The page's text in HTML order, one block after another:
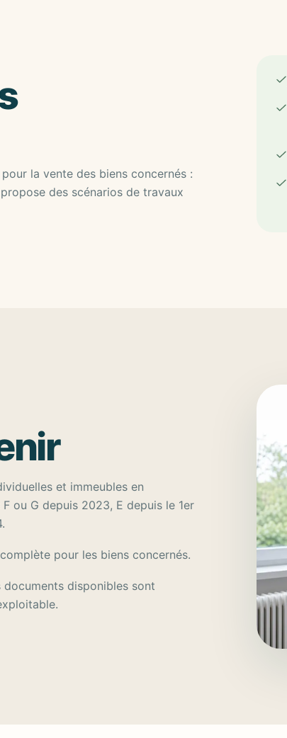
la vente des biens concernés :
des scénarios de travaux
et immeubles en
ou G depuis 2023, E depuis le 1er
pour les biens concernés.
documents disponibles sont